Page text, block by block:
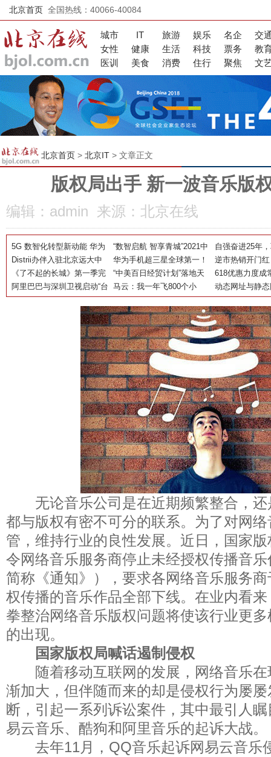
北京首页 全国热线：40066-40084
城市 IT 旅游 娱乐 名企
交
女性
健康 生活 科技 票务
教
医训
美食 消费 住行 聚焦 文
北京首页> 北京IT> 文章正文
版权局出手 新一波音乐版
编辑：admin 来源：北京在线
5G 数智化转型新动能 华为
精彩亮相2021世界5G大会
“数智启航 智享青城”2021中
国移动5G 新型智慧城市赋
能行动圆满成功
自强奋进25年
抱“十四五”追梦
Distrii办伴入驻北京远大中
心，为亚奥商圈插入智慧办
公“芯片”
华为手机超三星全球第一！
余承东：继续保持创新，打
胜仗始终是华为的信仰
逆市热销开门
—岭上江南七彩
盘
《了不起的长城》第一季完
结撒花 各位砖员大赞全新哈
弗H6
“中美百日经贸计划”落地天
猫 首批美国牛肉即将摆上中
国吃货餐桌
618优惠力度成
超市199-100还
阿里巴巴与深圳卫视启动“台
网联盟” 天猫618期间多屏互
马云：我一年飞800个小
时，希望阿里作为中国公司
代表影响世界
动态网址与静
无论音乐公司是在近期频繁整合，还
都与版权有密不可分的联系。为了对网
管，维持行业的良性发展。近日，国家
令网络音乐服务商停止未经授权传播音
简称《通知》），要求各网络音乐服务
权传播的音乐作品全部下线。在业内看
拳整治网络音乐版权问题将使该行业更
的出现。
国家版权局喊话遏制侵权
随着移动互联网的发展，网络音乐在
渐加大，但伴随而来的却是侵权行为屡
断，引起一系列诉讼案件，其中最引人
易云音乐、酷狗和阿里音乐的起诉大战。
去年11月，QQ音乐起诉网易云音乐